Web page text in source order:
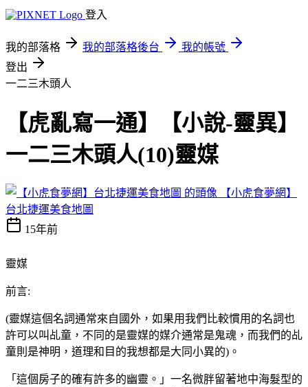
登入
我的部落格 我的部落格後台
我的帳號
登出
一二三木頭人
【虎亂寫一通】【小說-靈異】
一二三木頭人(10)靈媒
【小虎食夢網】
台北捷運美食地圖
15年前
靈媒
前言:
(靈媒這個名詞通常來自國外，如果用我們比較慣用的名詞也
許可以叫乩童，不同的是靈媒的媒介通常是鬼魂，而我們的乩
童則是神明，道理和目的我想都是大同小異的)。
「這個房子的確有許多的幽靈。」一名微胖留著地中海髮型的